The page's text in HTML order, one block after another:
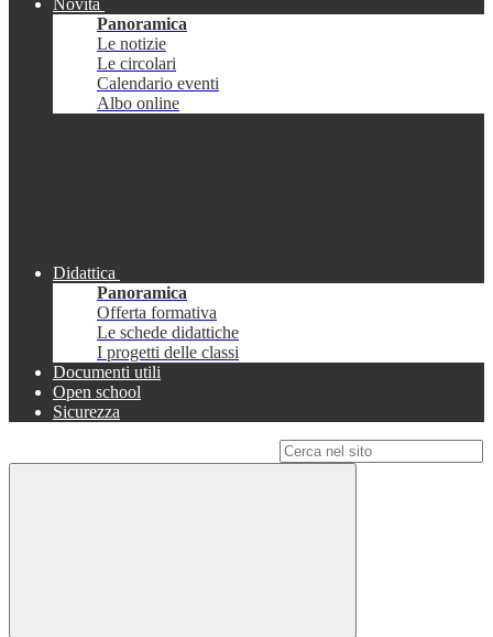
Novità
Panoramica
Le notizie
Le circolari
Calendario eventi
Albo online
Didattica
Panoramica
Offerta formativa
Le schede didattiche
I progetti delle classi
Documenti utili
Open school
Sicurezza